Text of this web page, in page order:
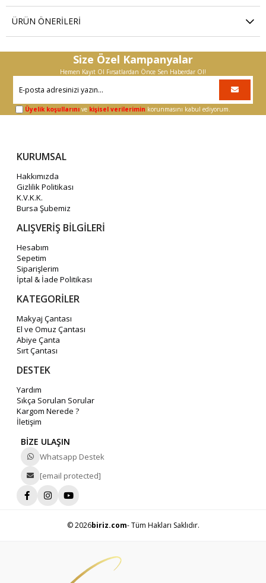
ÜRÜN ÖNERILERI
Size Özel Kampanyalar
Hemen Kayıt Ol Fırsatlardan Önce Sen Haberdar Ol!
Üyelik koşullarını ve kişisel verilerimin korunmasını kabul ediyorum.
KURUMSAL
Hakkımızda
Gizlilik Politikası
K.V.K.K.
Bursa Şubemiz
ALIŞVERİŞ BİLGİLERİ
Hesabım
Sepetim
Siparişlerim
İptal & İade Politikası
KATEGORİLER
Makyaj Çantası
El ve Omuz Çantası
Abiye Çanta
Sırt Çantası
DESTEK
Yardım
Sıkça Sorulan Sorular
Kargom Nerede ?
İletişim
BİZE ULAŞIN
Whatsapp Destek
[email protected]
© 2026biriz.com- Tüm Hakları Saklıdır.